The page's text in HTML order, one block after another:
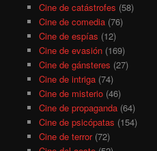
Cine de catástrofes (58)
Cine de comedia(76)
Cine de espías (12)
Cine de evasión(169)
Cine de gánsteres (27)
Cine de intriga(74)
Cine de misterio(46)
Cine de propaganda(64)
Cine de psicópatas (154)
Cine de terror(72)